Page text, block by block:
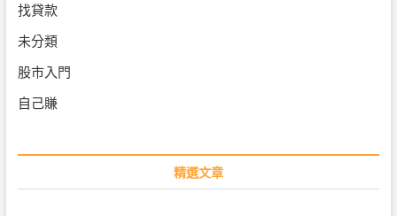
找貸款
未分類
股市入門
自己賺
精選文章